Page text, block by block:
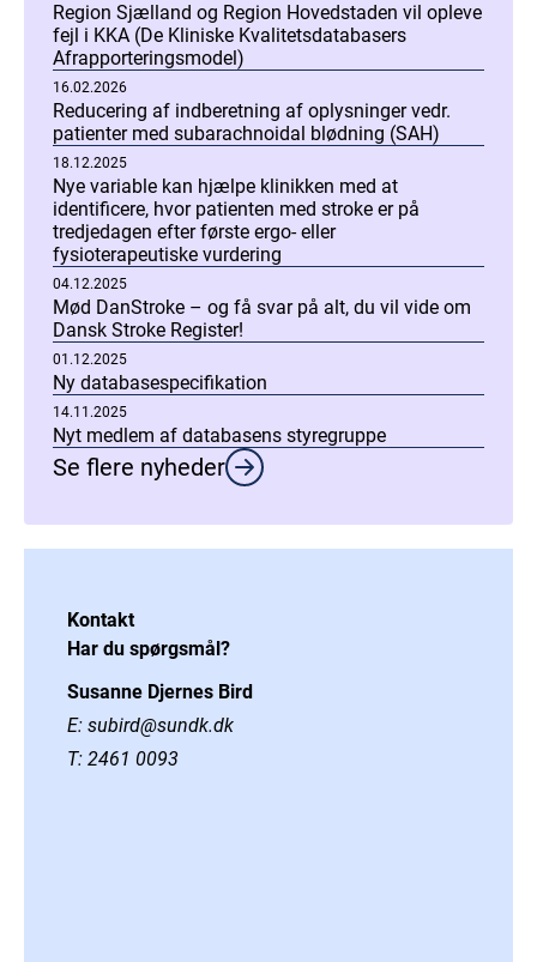
Region Sjælland og Region Hovedstaden vil opleve
fejl i KKA (De Kliniske Kvalitetsdatabasers
Afrapporteringsmodel)
16.02.2026
Reducering af indberetning af oplysninger vedr.
patienter med subarachnoidal blødning (SAH)
18.12.2025
Nye variable kan hjælpe klinikken med at
identificere, hvor patienten med stroke er på
tredjedagen efter første ergo- eller
fysioterapeutiske vurdering
04.12.2025
Mød DanStroke – og få svar på alt, du vil vide om
Dansk Stroke Register!
01.12.2025
Ny databasespecifikation
14.11.2025
Nyt medlem af databasens styregruppe
Se flere nyheder
Kontakt
Har du spørgsmål?
Susanne Djernes Bird
E: subird@sundk.dk
T: 2461 0093